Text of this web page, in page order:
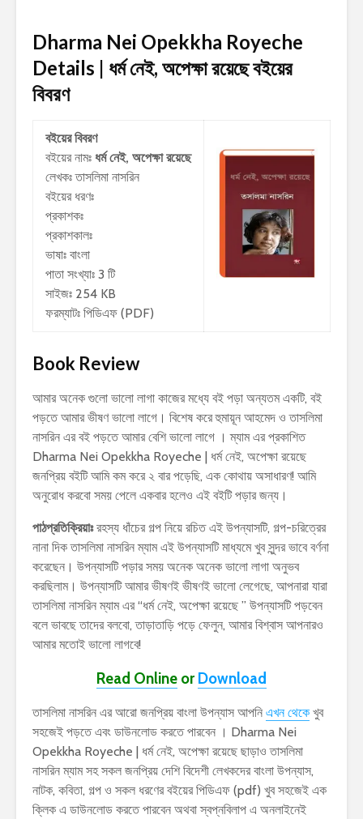
Dharma Nei Opekkha Royeche
Details | ধর্ম নেই, অপেক্ষা রয়েছেবইয়ের
বিবরণ
বইয়ের বিবরণ
বইয়ের নামঃ ধর্ম নেই, অপেক্ষা রয়েছে
লেখকঃতাসলিমা নাসরিন
বইয়ের ধরণঃ
প্রকাশকঃ
প্রকাশকালঃ
ভাষাঃ বাংলা
পাতা সংখ্যাঃ 3 টি
সাইজঃ 254 KB
ফরম্যাটঃ পিডিএফ (PDF)
Book Review
আমার অনেক গুলো ভালো লাগা কাজের মধ্যে বই পড়া অন্যতম একটি, বই
পড়তে আমার ভীষণ ভালো লাগে। বিশেষ করে হুমায়ূন আহমেদ ও তাসলিমা
নাসরিন এর বই পড়তে আমার বেশি ভালো লাগে । ম্যাম এর প্রকাশিত
Dharma Nei Opekkha Royeche | ধর্ম নেই, অপেক্ষা রয়েছে
জনপ্রিয় বইটি আমি কম করে ২ বার পড়েছি, এক কোথায় অসাধারণ! আমি
অনুরোধ করবো সময় পেলে একবার হলেও এই বইটি পড়ার জন্য।
পাঠপ্রতিক্রিয়াঃরহস্য ধাঁচের গল্প নিয়ে রচিত এই উপন্যাসটি, গল্প-চরিত্রের
নানা দিক তাসলিমা নাসরিন ম্যাম এই উপন্যাসটি মাধ্যমে খুব সুন্দর ভাবে বর্ণনা
করেছেন। উপন্যাসটি পড়ার সময় অনেক অনেক ভালো লাগা অনুভব
করছিলাম। উপন্যাসটি আমার ভীষণই ভীষণই ভালো লেগেছে, আপনারা যারা
তাসলিমা নাসরিন ম্যাম এর “ধর্ম নেই, অপেক্ষা রয়েছে ” উপন্যাসটি পড়বেন
বলে ভাবছে তাদের বলবো, তাড়াতাড়ি পড়ে ফেলুন, আমার বিশ্বাস আপনারও
আমার মতোই ভালো লাগবে!
Read Online or Download
তাসলিমা নাসরিন এর আরো জনপ্রিয় বাংলা উপন্যাস আপনি এখন থেকে খুব
সহজেই পড়তে এবং ডাউনলোড করতে পারবেন । Dharma Nei
Opekkha Royeche | ধর্ম নেই, অপেক্ষা রয়েছে ছাড়াও তাসলিমা
নাসরিন ম্যাম সহ সকল জনপ্রিয় দেশি বিদেশী লেখকদের বাংলা উপন্যাস,
নাটক, কবিতা, গল্প ও সকল ধরণের বইয়ের পিডিএফ (pdf) খুব সহজেই এক
ক্লিক এ ডাউনলোড করতে পারবেন অথবা স্বপ্নবিলাপ এ অনলাইনেই